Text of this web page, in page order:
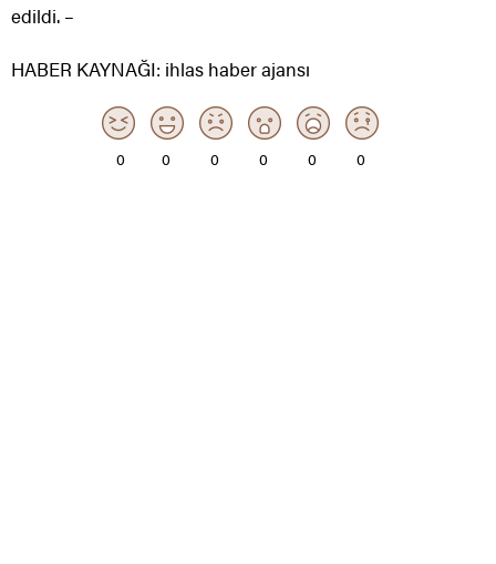
edildi. –
HABER KAYNAĞI: ihlas haber ajansı
0 0 0 0 0 0